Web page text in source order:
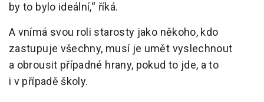
by to bylo ideální,“ říká.
A vnímá svou roli starosty jako někoho, kdo
zastupuje všechny, musí je umět vyslechnout
a obrousit případné hrany, pokud to jde, a to
i v případě školy.